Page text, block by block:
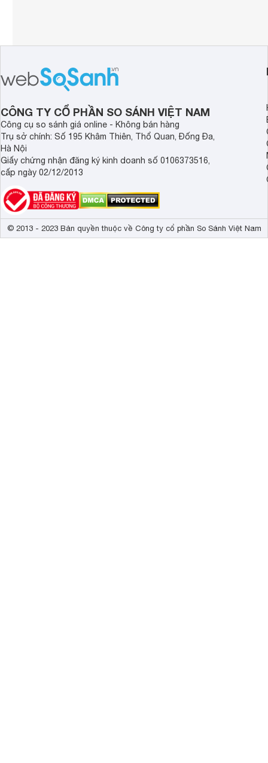
CÔNG TY CỔ PHẦN SO SÁNH VIỆT NAM
Công cụ so sánh giá online - Không bán hàng
Trụ sở chính: Số 195 Khâm Thiên, Thổ Quan, Đống Đa,
Hà Nội
Giấy chứng nhận đăng ký kinh doanh số 0106373516,
cấp ngày 02/12/2013
© 2013 - 2023 Bản quyền thuộc về Công ty cổ phần So Sánh Việt Nam